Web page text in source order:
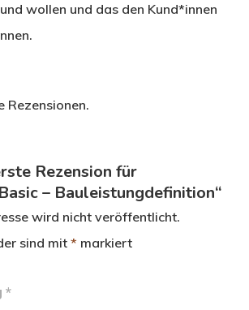
wollen und das den Kund*innen
Rezensionen.
Rezension für
– Bauleistungdefinition“
wird nicht veröffentlicht.
sind mit* markiert
*